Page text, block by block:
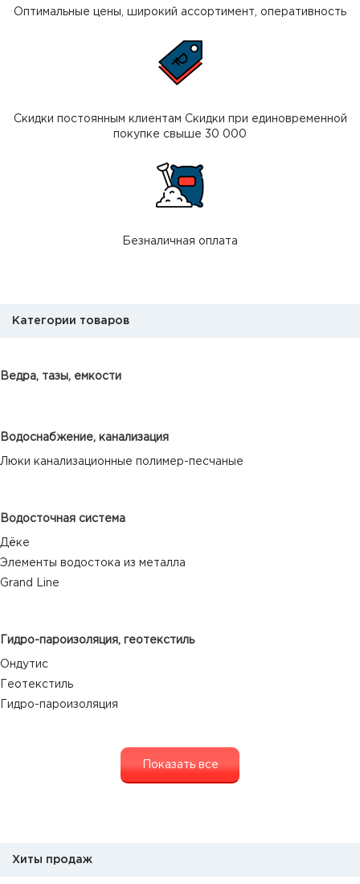
Оптимальные цены, широкий ассортимент, оперативность
Скидки постоянным клиентам Скидки при единовременной
покупке свыше 30 000
Безналичная оплата
Категории товаров
Ведра, тазы, емкости
Водоснабжение, канализация
Люки канализационные полимер-песчаные
Водосточная система
Дёке
Элементы водостока из металла
Grand Line
Гидро-пароизоляция, геотекстиль
Ондутис
Геотекстиль
Гидро-пароизоляция
Показать все
Хиты продаж